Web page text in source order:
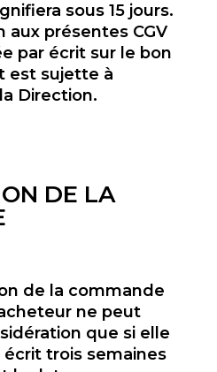
sous 15 jours.
présentes CGV
par écrit sur le bon
est sujette à
Direction.
DE LA
de la commande
ne peut
que si elle
trois semaines